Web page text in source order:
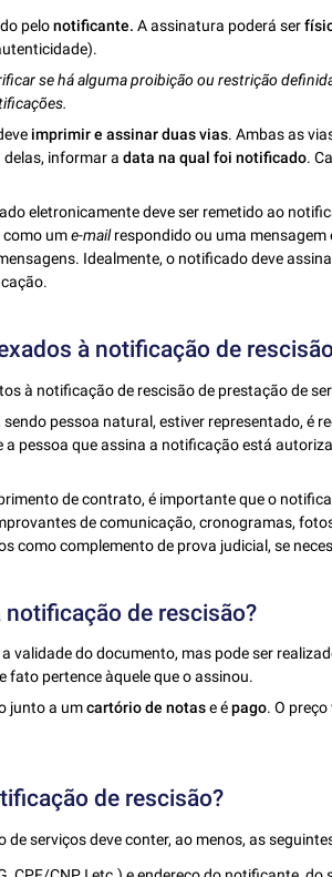
pelonotificante. A assinatura poderá ser
se há alguma proibição ou restrição
imprimir e assinar duas vias. Ambas as
delas, informar adata na qual foi notificado.
eletronicamente deve ser remetido ao
como ume-mailrespondido ou uma mensagem
Idealmente, o notificado deve
à notificação de
à notificação de rescisão de prestação de
pessoa natural, estiver representado, é
pessoa que assina a notificação está
de contrato, é importante que o
de comunicação, cronogramas,
como complemento de prova judicial, se
de rescisão?
validade do documento, mas pode ser
pertence àquele que o assinou.
junto a umcartório de notase épago. O
de rescisão?
serviços deve conter, ao menos, as